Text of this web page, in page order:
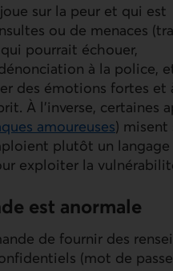
sur la peur et qui est
ou de menaces
pourrait échouer,
à la police,
des émotions fortes et
À l’inverse, certaines
amoureuses) misent
plutôt un
exploiter la
est anormale
de fournir des
(mot de